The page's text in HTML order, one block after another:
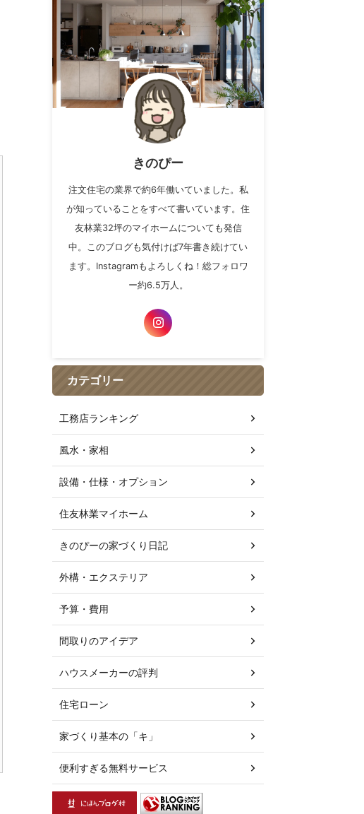
きのぴー
注文住宅の業界で約6年働いていました。私
が知っていることをすべて書いています。住
友林業32坪のマイホームについても発信
中。このブログも気付けば7年書き続けてい
ます。Instagramもよろしくね！総フォロワ
ー約6.5万人。
カテゴリー
工務店ランキング
風水・家相
設備・仕様・オプション
住友林業マイホーム
きのぴーの家づくり日記
外構・エクステリア
予算・費用
間取りのアイデア
ハウスメーカーの評判
住宅ローン
家づくり基本の「キ」
便利すぎる無料サービス